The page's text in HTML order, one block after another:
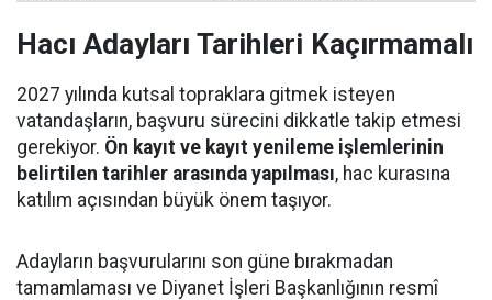
Hacı Adayları Tarihleri Kaçırmamalı
2027 yılında kutsal topraklara gitmek isteyen
vatandaşların, başvuru sürecini dikkatle takip etmesi
gerekiyor. Ön kayıt ve kayıt yenileme işlemlerinin
belirtilen tarihler arasında yapılması, hac kurasına
katılım açısından büyük önem taşıyor.
Adayların başvurularını son güne bırakmadan
tamamlaması ve Diyanet İşleri Başkanlığının resmî